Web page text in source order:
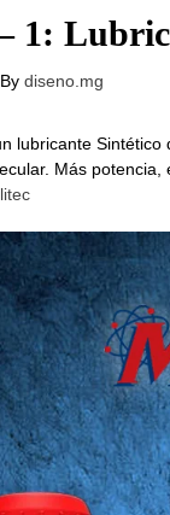
1:
By diseno.mg
lubricante
Más